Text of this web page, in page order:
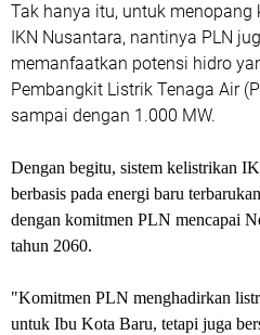
Tak hanya itu, untuk
IKN Nusantara, nantinya PLN
memanfaatkan potensi hidro
Pembangkit Listrik Tenaga Air
sampai dengan 1.000 MW.
Dengan begitu, sistem kelistrikan
berbasis pada energi baru
dengan komitmen PLN mencapai
tahun 2060.
"Komitmen PLN menghadirkan
untuk Ibu Kota Baru, tetapi juga